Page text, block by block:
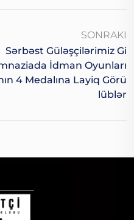
SONRAKI
Sərbəst Güləşçilərimiz Gi
İdman Oyunları
4 Medalına Layiq Görü
Lüblər